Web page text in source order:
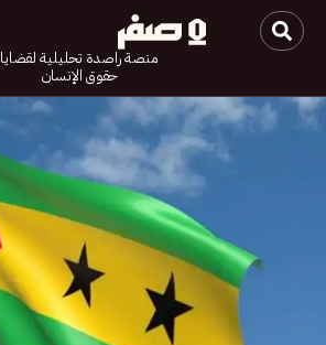
منصة راصدة تحليلية لقضايا
حقوق الإنسان